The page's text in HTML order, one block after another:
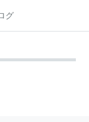
グ